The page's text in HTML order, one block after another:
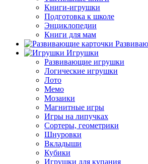
Книги-игрушки
Подготовка к школе
Энциклопедии
Книги для мам
Игрушки
Развивающие игрушки
Логические игрушки
Лото
Мемо
Мозаики
Магнитные игры
Игры на липучках
Сортеры, геометрики
Шнуровки
Вкладыши
Кубики
Игрушки для купания